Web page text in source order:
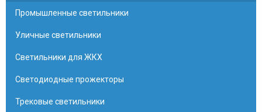
Промышленные светильники
Уличные светильники
Светильники для ЖКХ
Светодиодные прожекторы
Трековые светильники